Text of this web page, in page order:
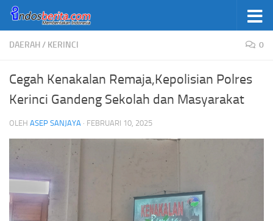
Skip to content
DAERAH/ KERINCI 0
Cegah Kenakalan Remaja,Kepolisian Polres
Kerinci Gandeng Sekolah dan Masyarakat
OLEH ASEP SANJAYA · FEBRUARI 10, 2025